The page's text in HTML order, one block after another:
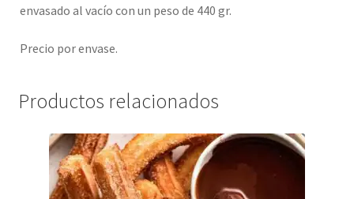
envasado al vacío con un peso de 440 gr.
Precio por envase.
Productos relacionados